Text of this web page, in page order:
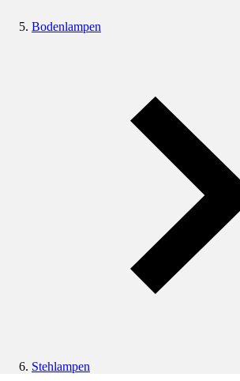
Bodenlampen
Stehlampen